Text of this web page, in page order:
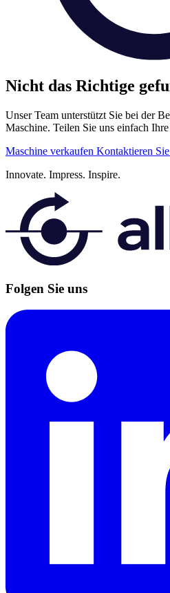
Nicht das Richtige
Unser Team unterstützt Sie bei der
Maschine. Teilen Sie uns einfach
Maschine verkaufen Kontaktieren
Innovate. Impress. Inspire.
Folgen Sie uns